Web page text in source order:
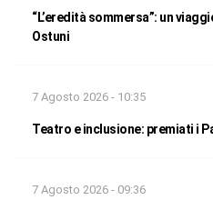
“L’eredità sommersa”: un
Ostuni
7 Agosto 2026 - 10:35
Teatro e inclusione: premiati i
7 Agosto 2026 - 09:36